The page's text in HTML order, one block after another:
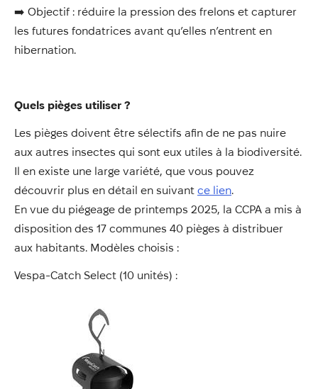
➡️ Objectif : réduire la pression des frelons et capturer
les futures fondatrices avant qu’elles n’entrent en
hibernation.
Quels pièges utiliser ?
Les pièges doivent être sélectifs afin de ne pas nuire
aux autres insectes qui sont eux utiles à la biodiversité.
Il en existe une large variété, que vous pouvez
découvrir plus en détail en suivant ce lien.
En vue du piégeage de printemps 2025, la CCPA a mis à
disposition des 17 communes 40 pièges à distribuer
aux habitants. Modèles choisis :
Vespa-Catch Select (10 unités) :